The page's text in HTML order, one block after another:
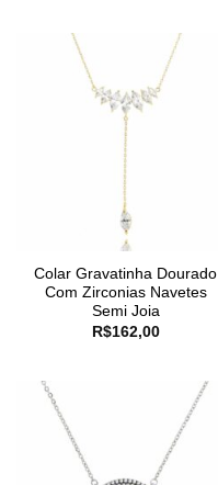
Colar Gravatinha Dourado
Com Zirconias Navetes
Semi Joia
R$162,00